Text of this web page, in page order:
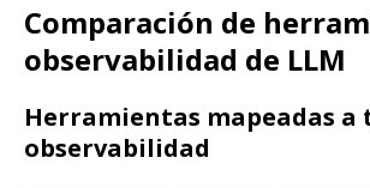
Comparación de
observabilidad de LLM
Herramientas mapeadas a
observabilidad